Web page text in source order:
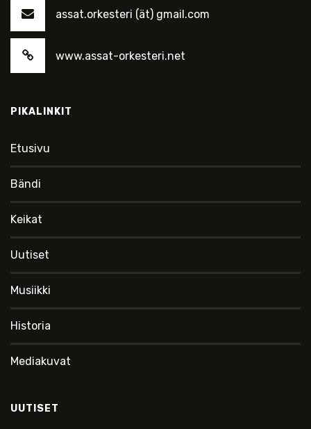
assat.orkesteri (ät) gmail.com
www.assat-orkesteri.net
PIKALINKIT
Etusivu
Bändi
Keikat
Uutiset
Musiikki
Historia
Mediakuvat
UUTISET